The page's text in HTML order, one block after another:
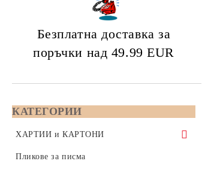
Безплатна доставка за
поръчки над 49.99EUR
КАТЕГОРИИ
ХАРТИИ и КАРТОНИ
Копирна хартия 80 gsm - формат А5,
Пликове за писма